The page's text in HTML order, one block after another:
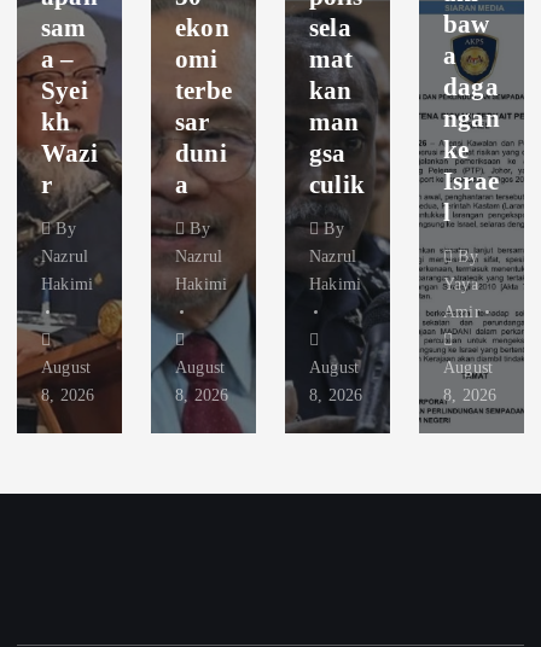
sam
a –
Syei
kh
Wazi
r
By
Nazrul
Hakimi
August
8, 2026
ekon
omi
terbe
sar
duni
a
By
Nazrul
Hakimi
August
8, 2026
sela
mat
kan
man
gsa
culik
By
Nazrul
Hakimi
August
8, 2026
baw
a
daga
ngan
ke
Israe
l
By
Yaya
Amir
August
8, 2026